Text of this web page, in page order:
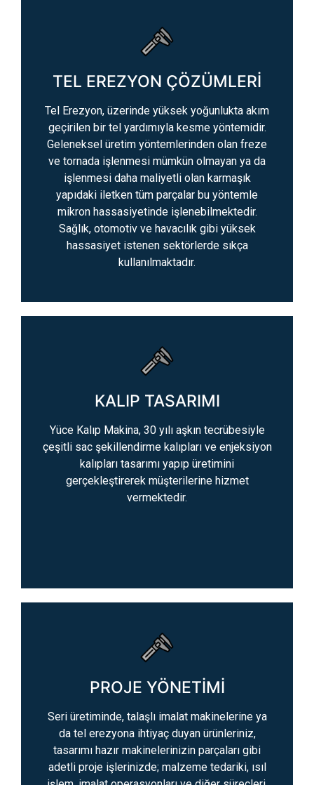
TEL EREZYON ÇÖZÜMLERİ
Tel Erezyon, üzerinde yüksek yoğunlukta akım
geçirilen bir tel yardımıyla kesme yöntemidir.
Geleneksel üretim yöntemlerinden olan freze
ve tornada işlenmesi mümkün olmayan ya da
işlenmesi daha maliyetli olan karmaşık
yapıdaki iletken tüm parçalar bu yöntemle
mikron hassasiyetinde işlenebilmektedir.
Sağlık, otomotiv ve havacılık gibi yüksek
hassasiyet istenen sektörlerde sıkça
kullanılmaktadır.
KALIP TASARIMI
Yüce Kalıp Makina, 30 yılı aşkın tecrübesiyle
çeşitli sac şekillendirme kalıpları ve enjeksiyon
kalıpları tasarımı yapıp üretimini
gerçekleştirerek müşterilerine hizmet
vermektedir.
PROJE YÖNETİMİ
Seri üretiminde, talaşlı imalat makinelerine ya
da tel erezyona ihtiyaç duyan ürünleriniz,
tasarımı hazır makinelerinizin parçaları gibi
adetli proje işlerinizde; malzeme tedariki, ısıl